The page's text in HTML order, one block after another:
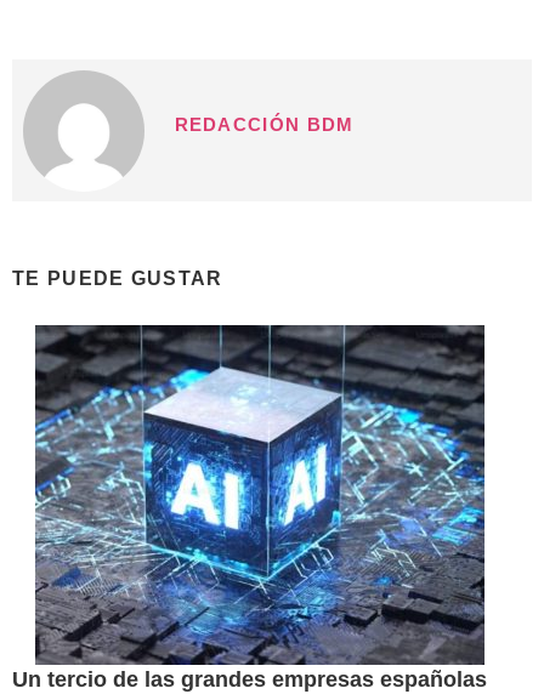
REDACCIÓN BDM
TE PUEDE GUSTAR
Un tercio de las grandes empresas españolas